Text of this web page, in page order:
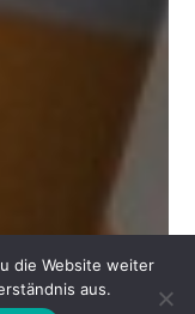
die Website weiter
aus.